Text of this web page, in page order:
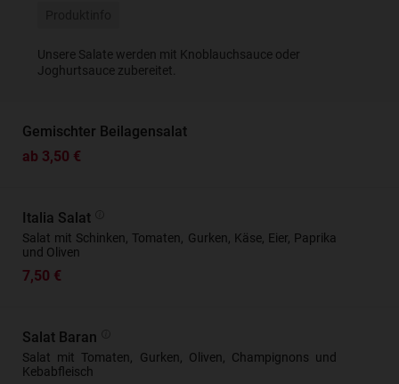
Unsere Salate werden mit Knoblauchsauce oder
Joghurtsauce zubereitet.
Gemischter Beilagensalat
ab 3,50 €
Italia Salat
Salat mit Schinken, Tomaten, Gurken, Käse, Eier, Paprika
und Oliven
7,50 €
Salat Baran
Salat mit Tomaten, Gurken, Oliven, Champignons und
Kebabfleisch